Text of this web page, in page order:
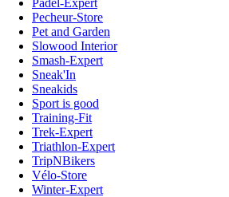
Padel-Expert
Pecheur-Store
Pet and Garden
Slowood Interior
Smash-Expert
Sneak'In
Sneakids
Sport is good
Training-Fit
Trek-Expert
Triathlon-Expert
TripNBikers
Vélo-Store
Winter-Expert